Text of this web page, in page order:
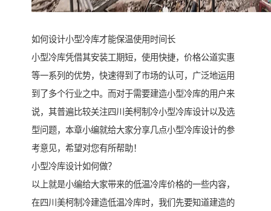
如何设计小型冷库才能保温使用时间长
小型冷库凭借其安装工期短，使用快捷，价格公道实惠
等一系列的优势，快速得到了市场的认可，广泛地运用
到了多个行业之中。而对于需要建造小型冷库的用户来
说，其普遍比较关注四川美柯制冷小型冷库设计以及选
型问题，本章小编就给大家分享几点小型冷库设计的参
考意见，希望对您有所帮助！
小型冷库设计如何做？
以上就是小编给大家带来的低温冷库价格的一些内容，
在四川美柯制冷建造低温冷库时，我们先要知道建造的